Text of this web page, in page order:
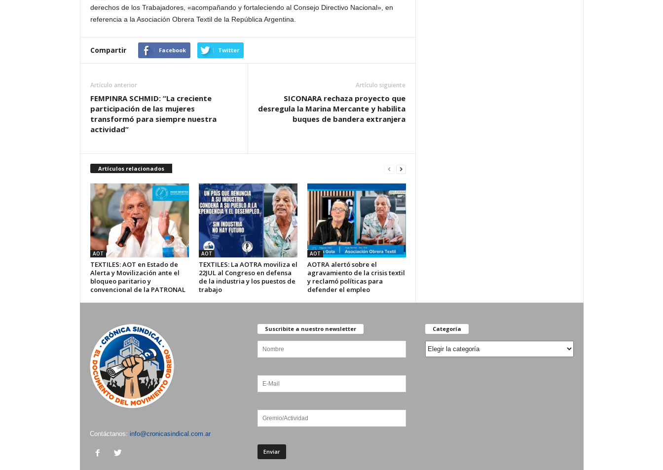
derechos de los Trabajadores, «acompañando y fortaleciendo al Consejo Directivo Nacional», en
referencia a la Asociación Obrera Textil de la República Argentina.
Compartir Facebook Twitter
Artículo anterior
FEMPINRA SCHMID: “La creciente
participación de las mujeres
transformó para siempre nuestra
actividad”
Artículo siguiente
SICONARA rechaza proyecto que
desregula la Marina Mercante y habilita
buques de bandera extranjera
Artículos relacionados
AOT
TEXTILES: AOT en Estado de
Alerta y Movilización ante el
bloqueo paritario y
convencional de la PATRONAL
AOT
TEXTILES: La AOTRA moviliza el
22JUL al Congreso en defensa
de la industria y los puestos de
trabajo
AOT
AOTRA alertó sobre el
agravamiento de la crisis textil
y reclamó políticas para
defender el empleo
Contáctanos: info@cronicasindical.com.ar
Suscribite a nuestro newsletter Categoría
Categoría